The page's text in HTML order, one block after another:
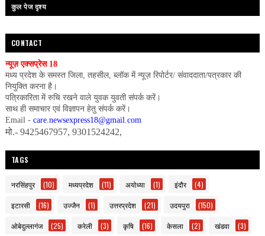
कुल पेज दृश्य
CONTACT
न्यूज़ एक्सप्रेस 18
मध्य प्रदेश के समस्त जिला, तहसील, ब्लॉक में न्यूज़ रिपोर्टर/ संवाददाता/पत्रकार की
नियुक्ति करना है।
पत्रिकारिता में रुचि रखने वाले युवक युवती संपर्क करें।
साथ ही समाचार एवं विज्ञापन हेतु संपर्क करें।
Email - care.newsexpress18@gmail.com
मो.- 9425467957, 9301524242,
TAGS
नरसिंहपुर (10) मध्यप्रदेश (11) अयोध्या (1) इंदौर (4)
इटारसी (16) उज्जैन (1) उत्तरप्रदेश (21) उदयपुरा (150)
ओबेदुल्लागंज (25) करेली (3) कृषि (16) केसला (2) खंडवा (3)